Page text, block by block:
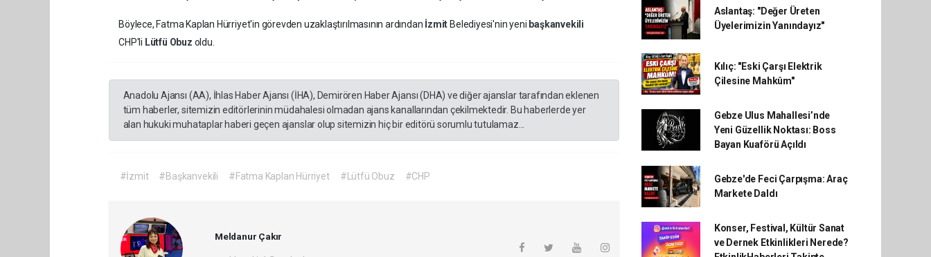
Böylece, Fatma Kaplan Hürriyet'in görevden uzaklaştırılmasının ardından İzmit Belediyesi'nin yeni başkanvekili
CHP'li Lütfü Obuz oldu.
Anadolu Ajansı (AA), İhlas Haber Ajansı (İHA), Demirören Haber Ajansı (DHA) ve diğer ajanslar tarafından eklenen
tüm haberler, sitemizin editörlerinin müdahalesi olmadan ajans kanallarından çekilmektedir. Bu haberlerde yer
alan hukuki muhataplar haberi geçen ajanslar olup sitemizin hiç bir editörü sorumlu tutulamaz...
#İzmit #Başkanvekili #Fatma Kaplan Hürriyet #Lütfü Obuz #CHP
Meldanur Çakır
Aslantaş: "Değer Üreten
Üyelerimizin Yanındayız"
Kılıç: "Eski Çarşı Elektrik
Çilesine Mahkûm"
Gebze Ulus Mahallesi’nde
Yeni Güzellik Noktası: Boss
Bayan Kuaförü Açıldı
Gebze'de Feci Çarpışma: Araç
Markete Daldı
Konser, Festival, Kültür Sanat
ve Dernek Etkinlikleri Nerede?